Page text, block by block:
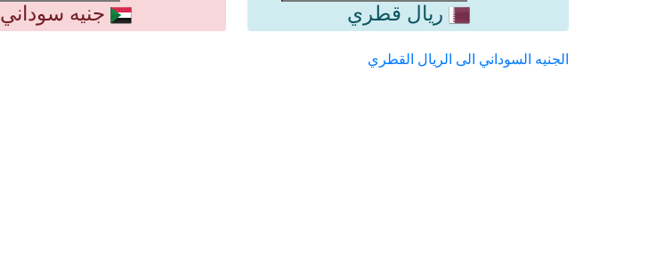
ريال قطري جنيه سوداني
الجنيه السوداني الى الريال القطري